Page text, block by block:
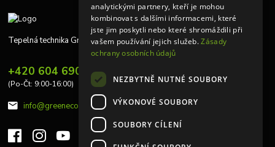
Tepelná technika Greeneco
+420 604 690 848
(Po-Čt: 9:00-16:00)
info@greeneco.cz
analytickými partnery, kteří je mohou
kombinovat s dalšími informacemi, které
jste jim poskytli nebo které shromáždili při
vašem používání jejich služeb.Zásady
ochrany osobních údajů
NEZBYTNĚ NUTNÉ SOUBORY
VÝKONOVÉ SOUBORY
SOUBORY CÍLENÍ